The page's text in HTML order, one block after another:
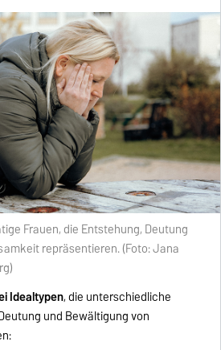
Frauen, die Entstehung, Deutung
repräsentieren. (Foto: Jana
Idealtypen, die unterschiedliche
und Bewältigung von